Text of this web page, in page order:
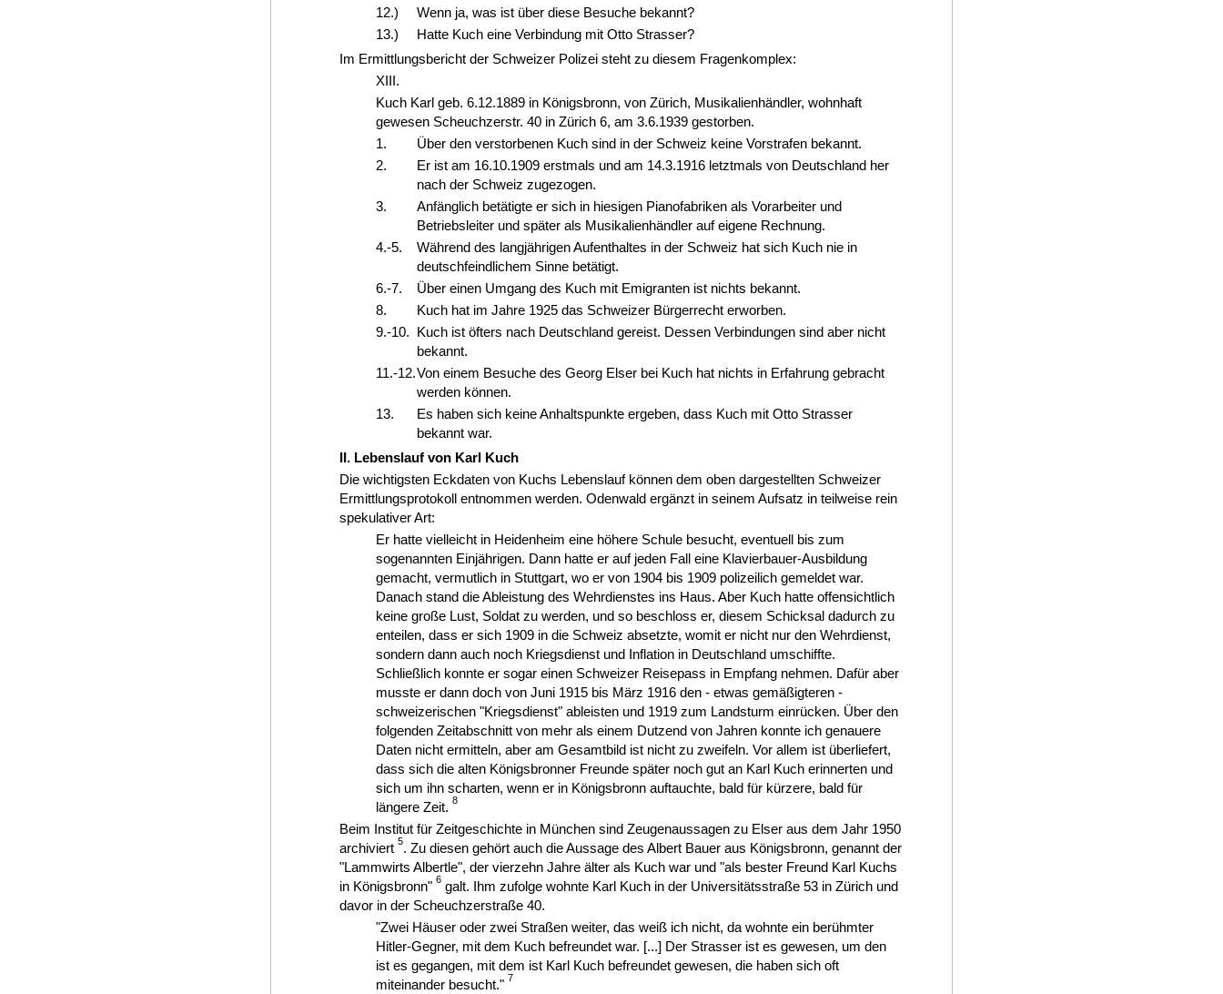
12.)
Wenn ja, was ist über diese Besuche bekannt?
13.)
Hatte Kuch eine Verbindung mit Otto Strasser?
Im Ermittlungsbericht der Schweizer Polizei steht zu diesem Fragenkomplex:
XIII.
Kuch Karl geb. 6.12.1889 in Königsbronn, von Zürich, Musikalienhändler, wohnhaft
gewesen Scheuchzerstr. 40 in Zürich 6, am 3.6.1939 gestorben.
1.
Über den verstorbenen Kuch sind in der Schweiz keine Vorstrafen bekannt.
2.
Er ist am 16.10.1909 erstmals und am 14.3.1916 letztmals von Deutschland her
nach der Schweiz zugezogen.
3.
Anfänglich betätigte er sich in hiesigen Pianofabriken als Vorarbeiter und
Betriebsleiter und später als Musikalienhändler auf eigene Rechnung.
4.-5.
Während des langjährigen Aufenthaltes in der Schweiz hat sich Kuch nie in
deutschfeindlichem Sinne betätigt.
6.-7.
Über einen Umgang des Kuch mit Emigranten ist nichts bekannt.
8.
Kuch hat im Jahre 1925 das Schweizer Bürgerrecht erworben.
9.-10. Kuch ist öfters nach Deutschland gereist. Dessen Verbindungen sind aber nicht
bekannt.
11.-12.Von einem Besuche des Georg Elser bei Kuch hat nichts in Erfahrung gebracht
werden können.
13.
Es haben sich keine Anhaltspunkte ergeben, dass Kuch mit Otto Strasser
bekannt war.
II. Lebenslauf von Karl Kuch
Die wichtigsten Eckdaten von Kuchs Lebenslauf können dem oben dargestellten Schweizer
Ermittlungsprotokoll entnommen werden. Odenwald ergänzt in seinem Aufsatz in teilweise rein
spekulativer Art:
Er hatte vielleicht in Heidenheim eine höhere Schule besucht, eventuell bis zum
sogenannten Einjährigen. Dann hatte er auf jeden Fall eine Klavierbauer-Ausbildung
gemacht, vermutlich in Stuttgart, wo er von 1904 bis 1909 polizeilich gemeldet war.
Danach stand die Ableistung des Wehrdienstes ins Haus. Aber Kuch hatte offensichtlich
keine große Lust, Soldat zu werden, und so beschloss er, diesem Schicksal dadurch zu
enteilen, dass er sich 1909 in die Schweiz absetzte, womit er nicht nur den Wehrdienst,
sondern dann auch noch Kriegsdienst und Inflation in Deutschland umschiffte.
Schließlich konnte er sogar einen Schweizer Reisepass in Empfang nehmen. Dafür aber
musste er dann doch von Juni 1915 bis März 1916 den - etwas gemäßigteren -
schweizerischen "Kriegsdienst" ableisten und 1919 zum Landsturm einrücken. Über den
folgenden Zeitabschnitt von mehr als einem Dutzend von Jahren konnte ich genauere
Daten nicht ermitteln, aber am Gesamtbild ist nicht zu zweifeln. Vor allem ist überliefert,
dass sich die alten Königsbronner Freunde später noch gut an Karl Kuch erinnerten und
sich um ihn scharten, wenn er in Königsbronn auftauchte, bald für kürzere, bald für
längere Zeit. 8
Beim Institut für Zeitgeschichte in München sind Zeugenaussagen zu Elser aus dem Jahr 1950
archiviert 5. Zu diesen gehört auch die Aussage des Albert Bauer aus Königsbronn, genannt der
"Lammwirts Albertle", der vierzehn Jahre älter als Kuch war und "als bester Freund Karl Kuchs
in Königsbronn" 6galt. Ihm zufolge wohnte Karl Kuch in der Universitätsstraße 53 in Zürich und
davor in der Scheuchzerstraße 40.
"Zwei Häuser oder zwei Straßen weiter, das weiß ich nicht, da wohnte ein berühmter
Hitler-Gegner, mit dem Kuch befreundet war. [...] Der Strasser ist es gewesen, um den
ist es gegangen, mit dem ist Karl Kuch befreundet gewesen, die haben sich oft
miteinander besucht." 7